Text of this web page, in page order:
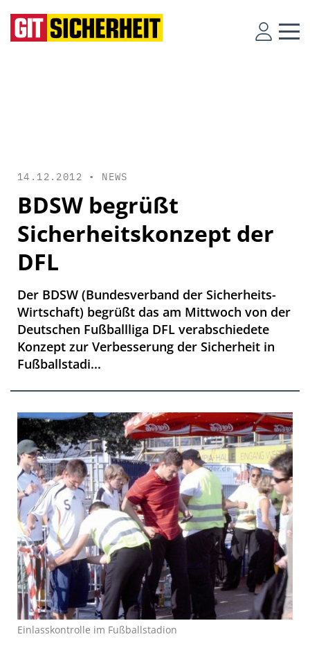
14.12.2012 • NEWS
BDSW begrüßt
Sicherheitskonzept der
DFL
Der BDSW (Bundesverband der Sicherheits-
Wirtschaft) begrüßt das am Mittwoch von der
Deutschen Fußballliga DFL verabschiedete
Konzept zur Verbesserung der Sicherheit in
Fußballstadi...
Einlasskontrolle im Fußballstadion